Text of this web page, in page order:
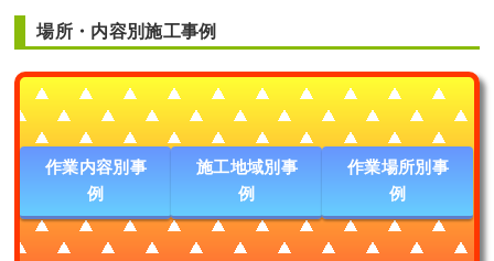
場所・内容別施工事例
作業内容別事
例
施工地域別事
例
作業場所別事
例